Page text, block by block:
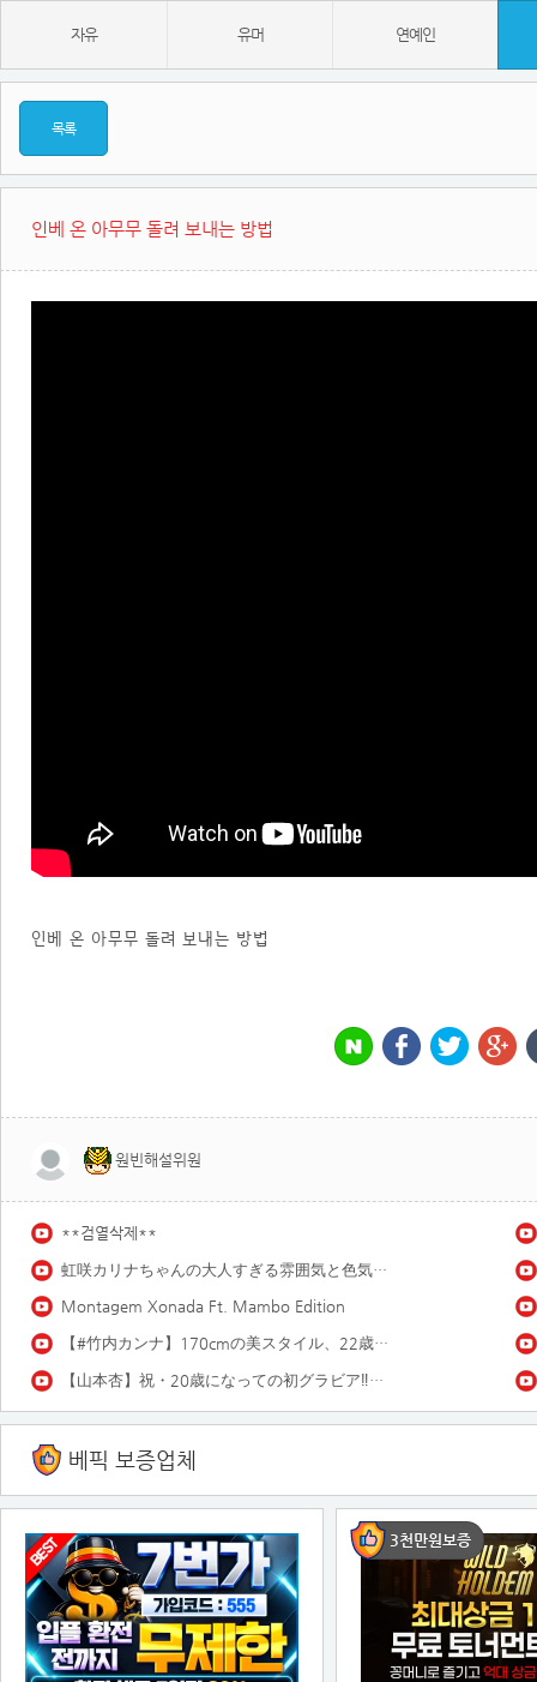
자유 유머 연예인
목록
인베 온 아무무 돌려 보내는 방법
인베 온 아무무 돌려 보내는 방법
원빈해설위원
**검열삭제**
虹咲カリナちゃんの大人すぎる雰囲気と色気にノックアウト♡ 虹咲カリナ「雨上がり!18歳!!」
Montagem Xonada Ft. Mambo Edition
【#竹内カンナ】170cmの美スタイル、22歳とは思えぬ色気。――デジタル写真集『inevitable signs』好評発売中！ Kanna Takeuchi
【山本杏】祝・20歳になっての初グラビア‼︎ 過去イチ大人なあんころをお届け❤️
베픽 보증업체
3천만원보증